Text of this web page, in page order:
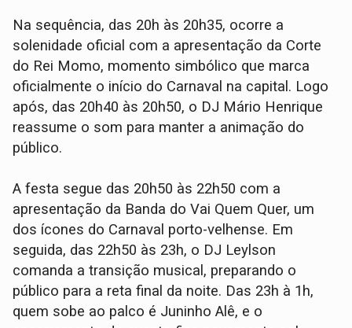
Na sequência, das 20h às 20h35, ocorre a
solenidade oficial com a apresentação da Corte
do Rei Momo, momento simbólico que marca
oficialmente o início do Carnaval na capital. Logo
após, das 20h40 às 20h50, o DJ Mário Henrique
reassume o som para manter a animação do
público.
A festa segue das 20h50 às 22h50 com a
apresentação da Banda do Vai Quem Quer, um
dos ícones do Carnaval porto-velhense. Em
seguida, das 22h50 às 23h, o DJ Leylson
comanda a transição musical, preparando o
público para a reta final da noite. Das 23h à 1h,
quem sobe ao palco é Juninho Alê, e o